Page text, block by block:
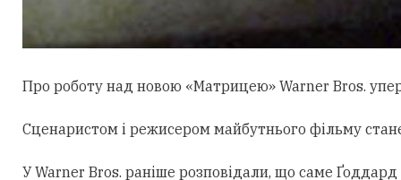
Про роботу над новою «Матрицею» Warner Bros.
Сценаристом і режисером майбутнього фільму
У Warner Bros. раніше розповідали, що саме